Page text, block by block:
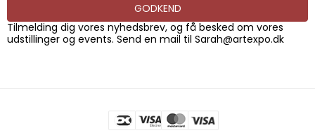
GODKEND
Tilmelding dig vores nyhedsbrev, og få besked om vores
udstillinger og events. Send en mail til Sarah@artexpo.dk